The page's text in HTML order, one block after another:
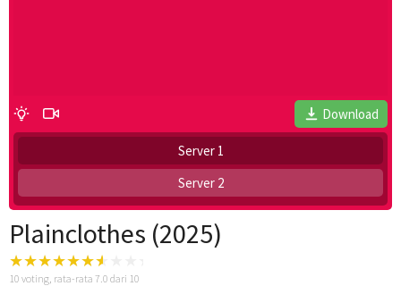
Download
Server 1
Server 2
Plainclothes (2025)
10 voting, rata-rata 7.0 dari 10